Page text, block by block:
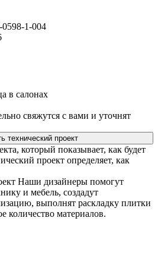
0598-1-004
в салонах
свяжутся с вами и уточнят
технический проект
который показывает, как будет
проект определяет, как
Наши дизайнеры помогут
и мебель, создадут
выполнят раскладку плитки
количество материалов.